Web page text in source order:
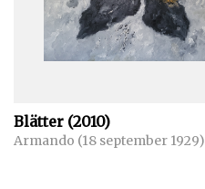
Blätter (2010)
Armando (18 september 1929)